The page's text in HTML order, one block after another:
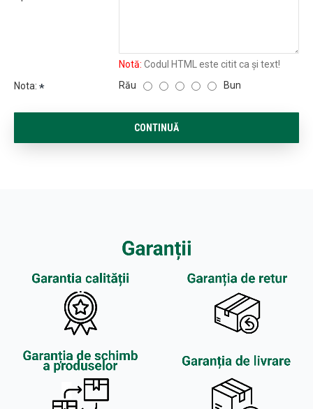
Notă: Codul HTML este citit ca şi text!
Nota:
Rău Bun
CONTINUĂ